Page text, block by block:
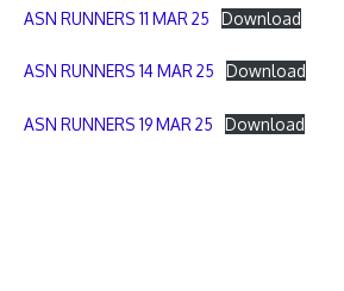
ASN RUNNERS 11 MAR 25 Download
ASN RUNNERS 14 MAR 25 Download
ASN RUNNERS 19 MAR 25 Download